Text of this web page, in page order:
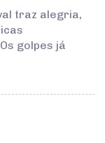
traz alegria,
golpes já